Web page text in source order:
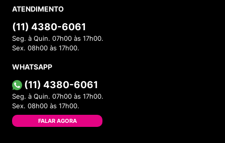
ATENDIMENTO
(11) 4380-6061
Seg. à Quin. 07h00 às 17h00.
Sex. 08h00 às 17h00.
WHATSAPP
(11) 4380-6061
Seg. à Quin. 07h00 às 17h00.
Sex. 08h00 às 17h00.
FALAR AGORA